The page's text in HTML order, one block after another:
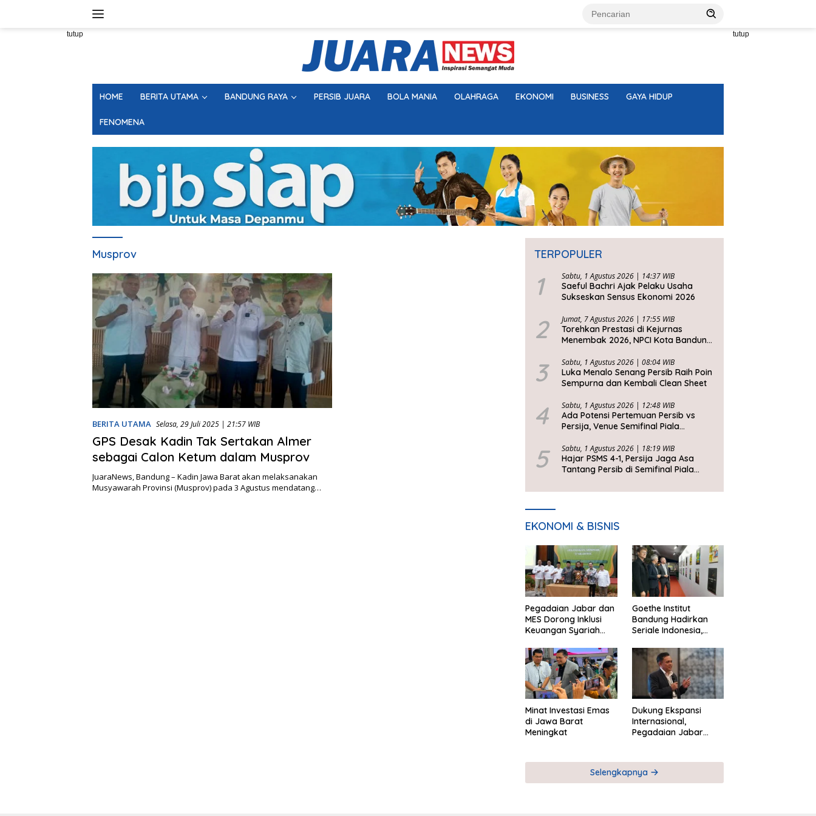
tutup tutup
HOME BERITA UTAMA BANDUNG RAYA PERSIB JUARA BOLA MANIA OLAHRAGA EKONOMI BUSINESS GAYA HIDUP
FENOMENA
Musprov
BERITA UTAMA Selasa, 29 Juli 2025 | 21:57 WIB
GPS Desak Kadin Tak Sertakan Almer
sebagai Calon Ketum dalam Musprov
JuaraNews, Bandung – Kadin Jawa Barat akan melaksanakan
Musyawarah Provinsi (Musprov) pada 3 Agustus mendatang…
TERPOPULER
1 Sabtu, 1 Agustus 2026 | 14:37 WIB
Saeful Bachri Ajak Pelaku Usaha
Sukseskan Sensus Ekonomi 2026
2 Jumat, 7 Agustus 2026 | 17:55 WIB
Torehkan Prestasi di Kejurnas
Menembak 2026, NPCI Kota Bandung
3 Sabtu, 1 Agustus 2026 | 08:04 WIB
Luka Menalo Senang Persib Raih Poin
Sempurna dan Kembali Clean Sheet
4 Sabtu, 1 Agustus 2026 | 12:48 WIB
Ada Potensi Pertemuan Persib vs
Persija, Venue Semifinal Piala
5 Sabtu, 1 Agustus 2026 | 18:19 WIB
Hajar PSMS 4-1, Persija Jaga Asa
Tantang Persib di Semifinal Piala
EKONOMI & BISNIS
Pegadaian Jabar dan
MES Dorong Inklusi
Keuangan Syariah
UMKM
Goethe Institut
Bandung Hadirkan
Seriale Indonesia,
Global Industri Serial
Minat Investasi Emas
di Jawa Barat
Meningkat
Dukung Ekspansi
Internasional,
Pegadaian Jabar
Pegadaian Timor
Leste
Selengkapnya